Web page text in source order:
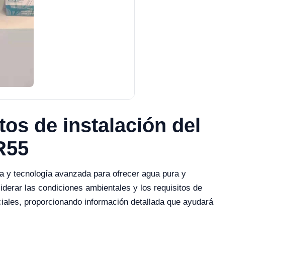
de instalación del
y tecnología avanzada para ofrecer agua pura y
las condiciones ambientales y los requisitos de
proporcionando información detallada que ayudará